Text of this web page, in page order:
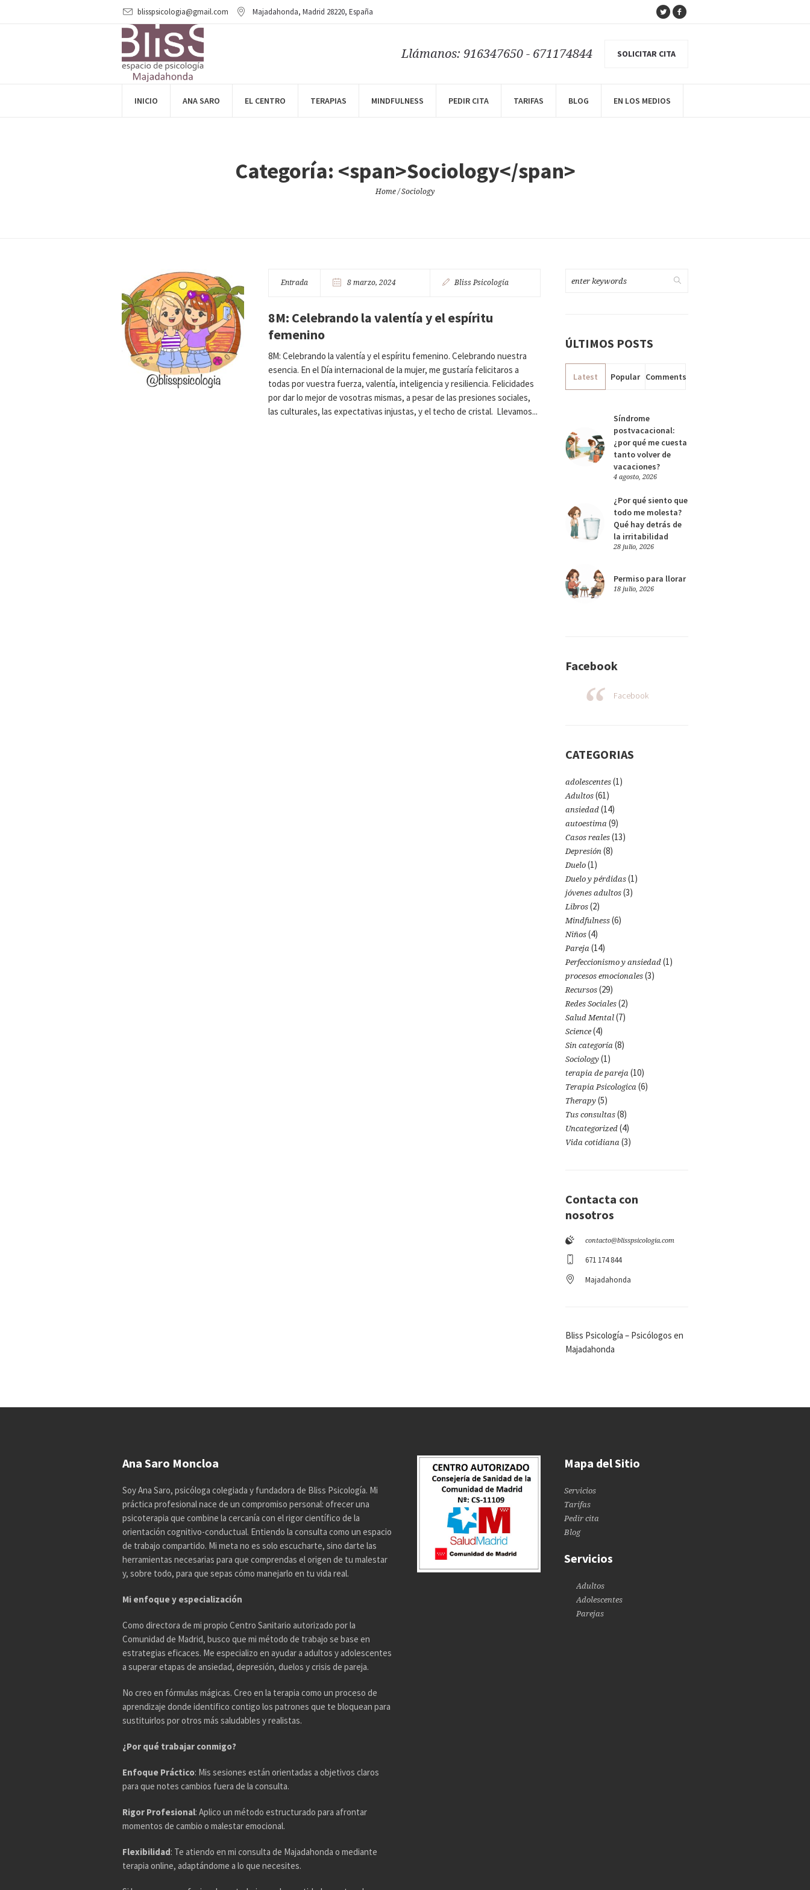
blisspsicologia@gmail.com Majadahonda, Madrid 28220, España
Llámanos: 916347650 - 671174844 SOLICITAR CITA
INICIO ANA SARO EL CENTRO TERAPIAS MINDFULNESS PEDIR CITA TARIFAS BLOG EN LOS MEDIOS
Categoría: <span>Sociology</span>
Home /Sociology
Entrada 8 marzo, 2024 Bliss Psicología
8M: Celebrando la valentía y el espíritu
femenino
8M: Celebrando la valentía y el espíritu femenino. Celebrando nuestra
esencia. En el Día internacional de la mujer, me gustaría felicitaros a
todas por vuestra fuerza, valentía, inteligencia y resiliencia. Felicidades
por dar lo mejor de vosotras mismas, a pesar de las presiones sociales,
las culturales, las expectativas injustas, y el techo de cristal. Llevamos...
ÚLTIMOS POSTS
Latest Popular Comments
Síndrome
postvacacional:
¿por qué me cuesta
tanto volver de
vacaciones?
4 agosto, 2026
¿Por qué siento que
todo me molesta?
Qué hay detrás de
la irritabilidad
28 julio, 2026
Permiso para llorar
18 julio, 2026
Facebook
Facebook
CATEGORIAS
adolescentes(1)
Adultos(61)
ansiedad(14)
autoestima(9)
Casos reales(13)
Depresión(8)
Duelo(1)
Duelo y pérdidas(1)
jóvenes adultos(3)
Libros(2)
Mindfulness(6)
Niños(4)
Pareja(14)
Perfeccionismo y ansiedad(1)
procesos emocionales(3)
Recursos(29)
Redes Sociales(2)
Salud Mental(7)
Science(4)
Sin categoría(8)
Sociology(1)
terapia de pareja(10)
Terapia Psicologica(6)
Therapy(5)
Tus consultas(8)
Uncategorized(4)
Vida cotidiana(3)
Contacta con
nosotros
contacto@blisspsicologia.com
671 174 844
Majadahonda
Bliss Psicología – Psicólogos en
Majadahonda
Ana Saro Moncloa
Soy Ana Saro, psicóloga colegiada y fundadora de Bliss Psicología. Mi
práctica profesional nace de un compromiso personal: ofrecer una
psicoterapia que combine la cercanía con el rigor científico de la
orientación cognitivo-conductual. Entiendo la consulta como un espacio
de trabajo compartido. Mi meta no es solo escucharte, sino darte las
herramientas necesarias para que comprendas el origen de tu malestar
y, sobre todo, para que sepas cómo manejarlo en tu vida real.
Mi enfoque y especialización
Como directora de mi propio Centro Sanitario autorizado por la
Comunidad de Madrid, busco que mi método de trabajo se base en
estrategias eficaces. Me especializo en ayudar a adultos y adolescentes
a superar etapas de ansiedad, depresión, duelos y crisis de pareja.
No creo en fórmulas mágicas. Creo en la terapia como un proceso de
aprendizaje donde identifico contigo los patrones que te bloquean para
sustituirlos por otros más saludables y realistas.
¿Por qué trabajar conmigo?
Enfoque Práctico: Mis sesiones están orientadas a objetivos claros
para que notes cambios fuera de la consulta.
Rigor Profesional: Aplico un método estructurado para afrontar
momentos de cambio o malestar emocional.
Flexibilidad: Te atiendo en mi consulta de Majadahonda o mediante
terapia online, adaptándome a lo que necesites.
Mapa del Sitio
Servicios
Tarifas
Pedir cita
Blog
Servicios
Adultos
Adolescentes
Parejas